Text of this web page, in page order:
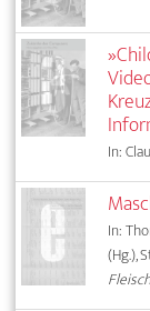
In:
In:
(Hg.),